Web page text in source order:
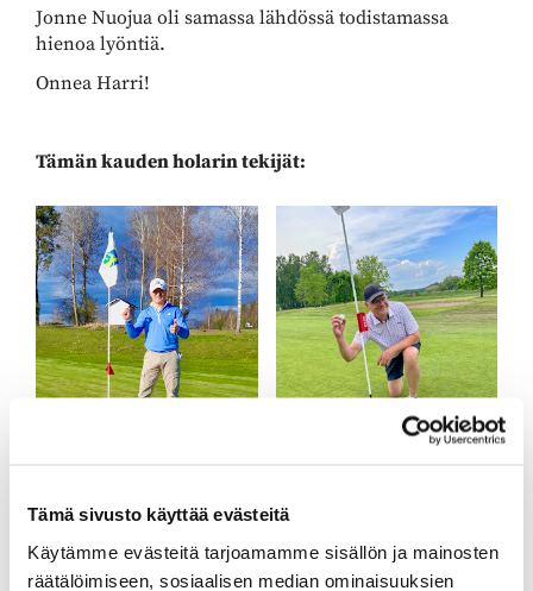
Tämä sivusto käyttää evästeitä
Käytämme evästeitä tarjoamamme sisällön ja mainosten
räätälöimiseen, sosiaalisen median ominaisuuksien
Jonne Nuojua oli samassa lähdössä todistamassa
hienoa lyöntiä.
Onnea Harri!
Tämän kauden holarin tekijät: